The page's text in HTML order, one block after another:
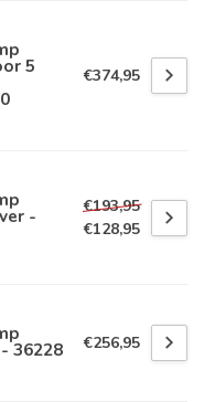
5 €374,95
-
€193,95
€128,95
36228 €256,95